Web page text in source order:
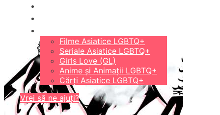
Filme Asiatice LGBTQ+
Seriale Asiatice LGBTQ+
Girls Love (GL)
Anime și Animații LGBTQ+
Cărți Asiatice LGBTQ+
Vrei să ne ajuți?